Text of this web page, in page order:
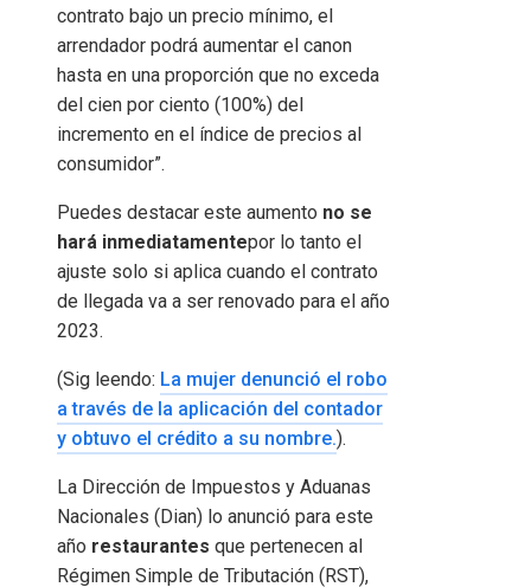
contrato bajo un precio mínimo, el
arrendador podrá aumentar el canon
hasta en una proporción que no exceda
del cien por ciento (100%) del
incremento en el índice de precios al
consumidor”.
Puedes destacar este aumento no se
hará inmediatamentepor lo tanto el
ajuste solo si aplica cuando el contrato
de llegada va a ser renovado para el año
2023.
(Sig leendo: La mujer denunció el robo
a través de la aplicación del contador
y obtuvo el crédito a su nombre.).
La Dirección de Impuestos y Aduanas
Nacionales (Dian) lo anunció para este
año restaurantes que pertenecen al
Régimen Simple de Tributación (RST),